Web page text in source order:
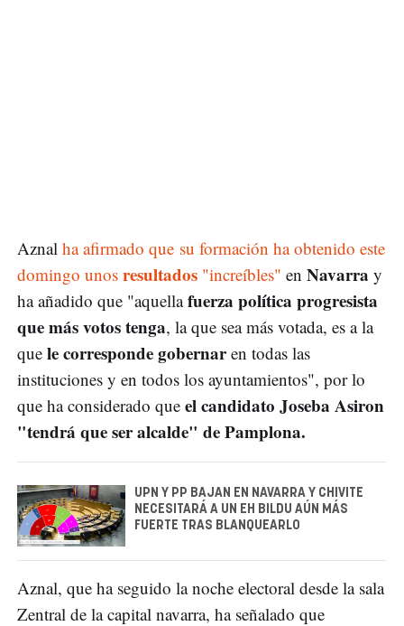
Aznal ha afirmado que su formación ha obtenido este
domingo unos resultados "increíbles" en Navarra y
ha añadido que "aquellafuerza política progresista
que más votos tenga, la que sea más votada, es a la
que le corresponde gobernaren todas las
instituciones y en todos los ayuntamientos", por lo
que ha considerado que el candidato Joseba Asiron
"tendrá que ser alcalde" de Pamplona.
UPN Y PP BAJAN EN NAVARRA Y CHIVITE
NECESITARÁ A UN EH BILDU AÚN MÁS
FUERTE TRAS BLANQUEARLO
Aznal, que ha seguido la noche electoral desde la sala
Zentral de la capital navarra, ha señalado que